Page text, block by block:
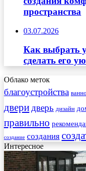
пространства
03.07.2026
Как выбрать
сделать его
Облако меток
благоустройства
двери дверь дизайн
правильно
создание создания
Интересное